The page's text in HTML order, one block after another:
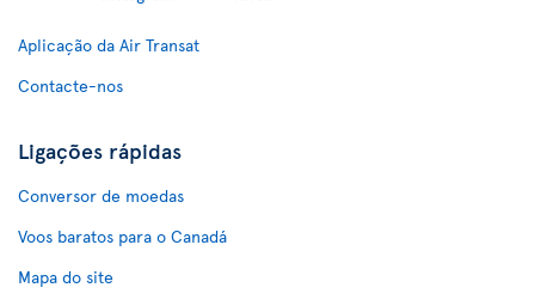
Aplicação da Air Transat
Contacte-nos
Ligações rápidas
Conversor de moedas
Voos baratos para o Canadá
Mapa do site